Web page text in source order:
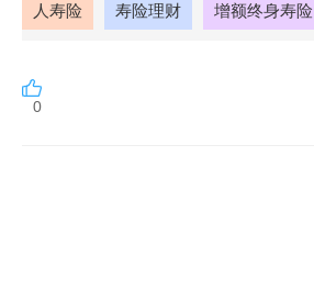
人寿险 寿险理财 增额终身寿险
0